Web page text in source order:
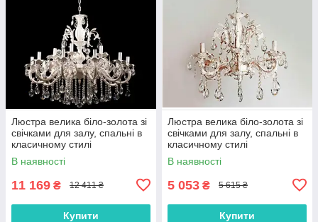
Люстра велика біло-золота зі
свічками для залу, спальні в
класичному стилі
В наявності
11 169 ₴ 12 411 ₴
Купити
Люстра велика біло-золота зі
свічками для залу, спальні в
класичному стилі
В наявності
5 053 ₴ 5 615 ₴
Купити